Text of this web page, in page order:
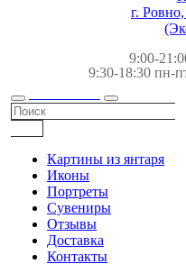
г.
9:00-
9:30-18:30 пн-
Картины из янтаря
Иконы
Портреты
Сувениры
Отзывы
Доставка
Контакты